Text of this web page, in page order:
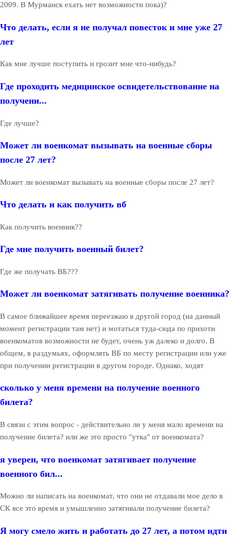
2009. В Мурманск ехать нет возможности пока)?
Что делать, если я не получал повесток и мне уже 27
лет
Как мне лучше поступить и грозит мне что-нибудь?
Где проходить медицинское освидетельствование на
получени...
Где лучше?
Может ли военкомат вызывать на военные сборы
после 27 лет?
Может ли военкомат вызывать на военные сборы после 27 лет?
Что делать и как получить вб
Как получить военник??
Где мне получить военный билет?
Где же получать ВБ???
Может ли военкомат затягивать получение военника?
В самое ближайшее время переезжаю в другой город (на данный
момент регистрации там нет) и мотаться туда-сюда по прихоти
военкоматов возможности не будет, очень уж далеко и долго. В
общем, в раздумьях, оформлять ВБ по месту регистрации или уже
при получении регистрации в другом городе. Однако, ходят
сколько у меня времени на получение военного
билета?
В связи с этим вопрос - действительно ли у меня мало времени на
получение билета? или же это просто "утка" от военкомата?
я уверен, что военкомат затягивает получение
военного бил...
Можно ли написать на военкомат, что они не отдавали мое дело в
СК все это время и умышленно затягивали получение билета?
Я могу смело жить и работать до 27 лет, а потом идти